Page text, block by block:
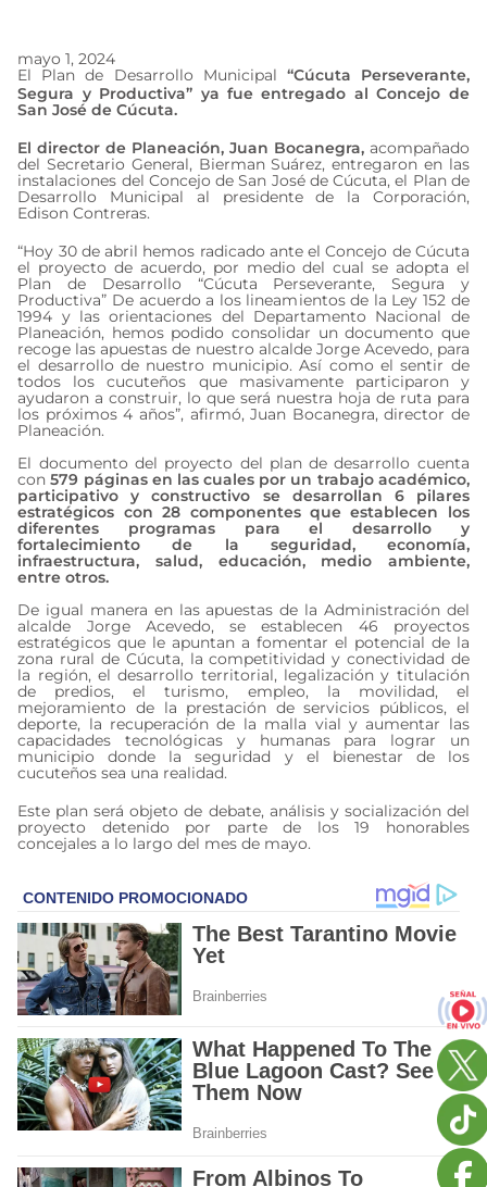
mayo 1, 2024
El Plan de Desarrollo Municipal “Cúcuta Perseverante,
Segura y Productiva” ya fue entregado al Concejo de
San José de Cúcuta.
El director de Planeación, Juan Bocanegra,acompañado
del Secretario General, Bierman Suárez, entregaron en las
instalaciones del Concejo de San José de Cúcuta, el Plan de
Desarrollo Municipal al presidente de la Corporación,
Edison Contreras.
“Hoy 30 de abril hemos radicado ante el Concejo de Cúcuta
el proyecto de acuerdo, por medio del cual se adopta el
Plan de Desarrollo “Cúcuta Perseverante, Segura y
Productiva” De acuerdo a los lineamientos de la Ley 152 de
1994 y las orientaciones del Departamento Nacional de
Planeación, hemos podido consolidar un documento que
recoge las apuestas de nuestro alcalde Jorge Acevedo, para
el desarrollo de nuestro municipio. Así como el sentir de
todos los cucuteños que masivamente participaron y
ayudaron a construir, lo que será nuestra hoja de ruta para
los próximos 4 años”, afirmó, Juan Bocanegra, director de
Planeación.
El documento del proyecto del plan de desarrollo cuenta
con579 páginas en las cuales por un trabajo académico,
participativo y constructivo se desarrollan 6 pilares
estratégicos con 28 componentes que establecen los
diferentes programas para el desarrollo y
fortalecimiento de la seguridad, economía,
infraestructura, salud, educación, medio ambiente,
entre otros.
De igual manera en las apuestas de la Administración del
alcalde Jorge Acevedo, se establecen 46 proyectos
estratégicos que le apuntan a fomentar el potencial de la
zona rural de Cúcuta, la competitividad y conectividad de
la región, el desarrollo territorial, legalización y titulación
de predios, el turismo, empleo, la movilidad, el
mejoramiento de la prestación de servicios públicos, el
deporte, la recuperación de la malla vial y aumentar las
capacidades tecnológicas y humanas para lograr un
municipio donde la seguridad y el bienestar de los
cucuteños sea una realidad.
Este plan será objeto de debate, análisis y socialización del
proyecto detenido por parte de los 19 honorables
concejales a lo largo del mes de mayo.